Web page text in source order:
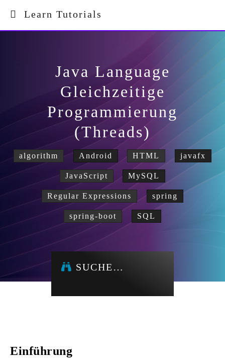
Learn Tutorials
Java Language
Gleichzeitige
Programmierung
(Threads)
algorithm Android HTML javafx
JavaScript MySQL
Regular Expressions spring
spring-boot SQL
SUCHE…
Einführung